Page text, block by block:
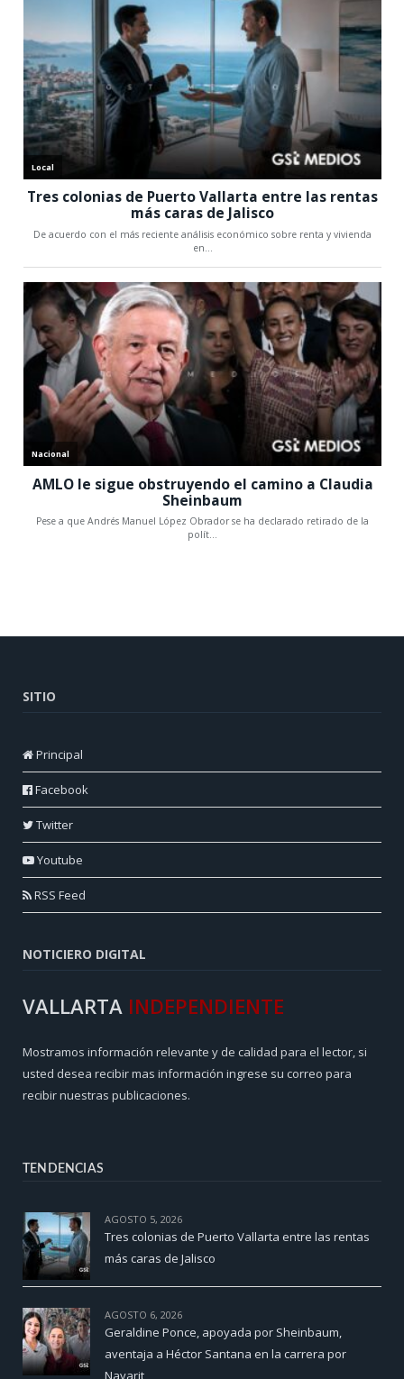
SITIO
Principal
Facebook
Twitter
Youtube
RSS Feed
NOTICIERO DIGITAL
VALLARTA INDEPENDIENTE
Mostramos información relevante y de calidad para el lector, si
usted desea recibir mas información ingrese su correo para
recibir nuestras publicaciones.
TENDENCIAS
AGOSTO 5, 2026
Tres colonias de Puerto Vallarta entre las rentas
más caras de Jalisco
AGOSTO 6, 2026
Geraldine Ponce, apoyada por Sheinbaum,
aventaja a Héctor Santana en la carrera por